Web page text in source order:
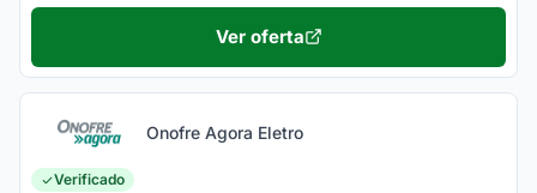
Ver oferta
Onofre Agora Eletro
Verificado